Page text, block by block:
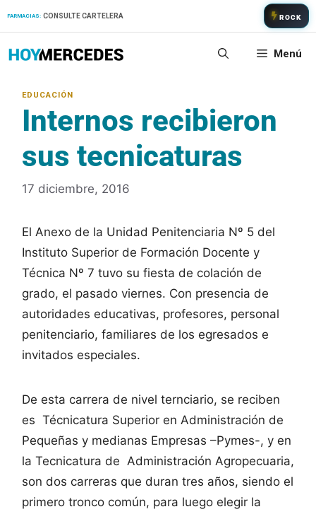
FARMACIAS: CONSULTE CARTELERA ROCK
Menú
Internos recibieron
sus tecnicaturas
17 diciembre, 2016
El Anexo de la Unidad Penitenciaria Nº 5 del
Instituto Superior de Formación Docente y
Técnica Nº 7 tuvo su fiesta de colación de
grado, el pasado viernes. Con presencia de
autoridades educativas, profesores, personal
penitenciario, familiares de los egresados e
invitados especiales.
De esta carrera de nivel ternciario, se reciben
es Técnicatura Superior en Administración de
Pequeñas y medianas Empresas –Pymes-, y en
la Tecnicatura de Administración Agropecuaria,
son dos carreras que duran tres años, siendo el
primero tronco común, para luego elegir la